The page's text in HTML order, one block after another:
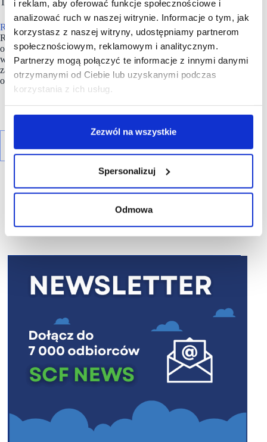
i reklam, aby oferować funkcje społecznościowe i
analizować ruch w naszej witrynie. Informacje o tym, jak
korzystasz z naszej witryny, udostępniamy partnerom
społecznościowym, reklamowym i analitycznym.
Partnerzy mogą połączyć te informacje z innymi danymi
otrzymanymi od Ciebie lub uzyskanymi podczas
korzystania z ich usług.
Zezwól na wszystkie
Spersonalizuj
Odmowa
Redkom Development
został trzykrotnie uhonorowany tytułem
Retail Developer of the Year (CEE Retail Awards 2025 i 2026
oraz Baltic Real Estate Awards 2025). Spółka została również
wyróżniona nagrodami za oddane do użytku obiekty, w tym
za Park Glinianka, Ozimską Park, Comfy Park Bielik
oraz za park handlowy w budowie – Comfy Park Bydgoszcz.